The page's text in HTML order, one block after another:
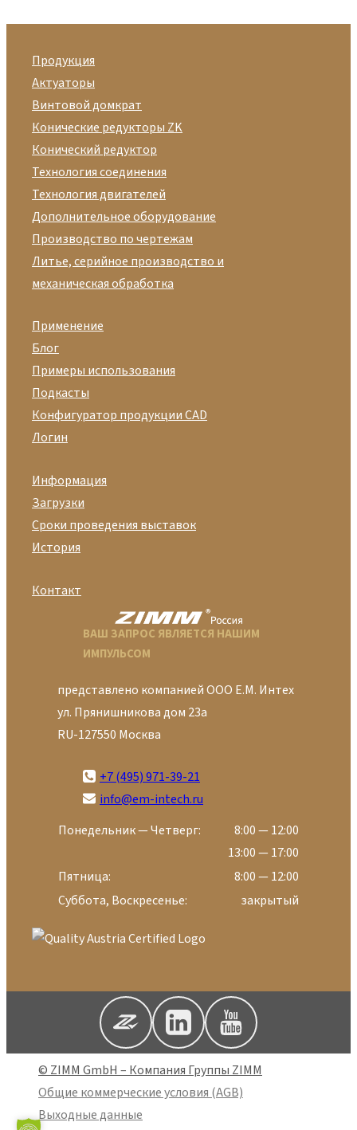
Продукция
Актуаторы
Винтовой домкрат
Конические редукторы ZK
Конический редуктор
Технология соединения
Технология двигателей
Дополнительное оборудование
Производство по чертежам
Литье, серийное производство и
механическая обработка
Применение
Блог
Примеры использования
Подкасты
Конфигуратор продукции CAD
Логин
Информация
Загрузки
Сроки проведения выставок
История
Контакт
ВАШ ЗАПРОС ЯВЛЯЕТСЯ НАШИМ
ИМПУЛЬСОМ
представлено компанией ООО Е.М. Интех
ул. Прянишникова дом 23а
RU-127550 Москва
+7 (495) 971-39-21
info@em-intech.ru
Понедельник — Четверг:
8:00 — 12:00
13:00 — 17:00
Пятница:
8:00 — 12:00
Суббота, Воскресенье:
закрытый
© ZIMM GmbH – Компания Группы ZIMM
Общие коммерческие условия (AGB)
Выходные данные